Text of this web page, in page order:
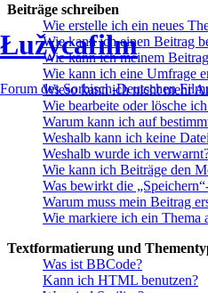
Łužycafilm
Forum des Sorbisch-Deutschen
Beiträge schreiben
Wie erstelle ich ein neues
Wie kann ich einen Beitrag
Wie kann ich meinem
Wie kann ich eine Umfrage
Wieso kann ich nicht mehr
Wie bearbeite oder lösche
Warum kann ich auf
Weshalb kann ich keine
Weshalb wurde ich
Wie kann ich Beiträge den
Was bewirkt die
Warum muss mein Beitrag
Wie markiere ich ein Thema
Textformatierung und
Was ist BBCode?
Kann ich HTML benutzen?